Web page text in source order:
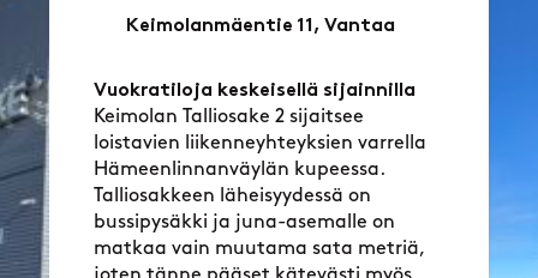
Keimolanmäentie 11, Vantaa
Vuokratiloja keskeisellä sijainnilla
Keimolan Talliosake 2 sijaitsee
loistavien liikenneyhteyksien varrella
Hämeenlinnanväylän kupeessa.
Talliosakkeen läheisyydessä on
bussipysäkki ja juna-asemalle on
matkaa vain muutama sata metriä,